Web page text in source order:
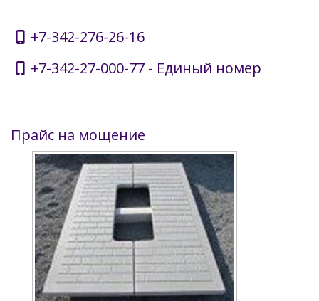
+7-342-276-26-16
+7-342-27-000-77 - Единый номер
Прайс на мощение